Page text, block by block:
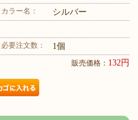
カラー名： シルバー
必要注文数： 1個
販売価格： 132円